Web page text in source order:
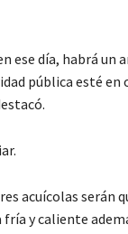
día, habrá
pública esté
acuícolas serán
y caliente